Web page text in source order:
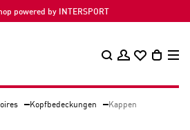
powered by INTERSPORT
Kopfbedeckungen Kappen